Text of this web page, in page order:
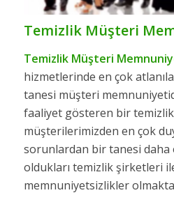
Temizlik Müşteri
Temizlik Müşteri
hizmetlerinde en çok
tanesi müşteri
faaliyet gösteren bir
müşterilerimizden en çok
sorunlardan bir tanesi daha
oldukları temizlik şirketleri
memnuniyetsizlikler